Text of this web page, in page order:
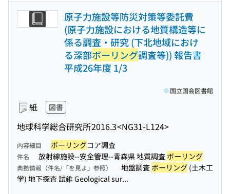
原子力施設等防災対策等委託費
(原子力施設における地質構造等に
係る調査・研究 (下北地域におけ
る深部ボーリング調査等)) 報告書
平成26年度 1/3
紙 図書
地球科学総合研究所2016.3<NG31-L124>
国立国会図書館
内容細目 ボーリングコア調査
件名 放射線施設--安全管理--青森県 地質調査 ボーリング
典拠情報（件名/「を見よ」参照） 地盤調査 ボーリング (土木工
学) 地下探査 試錐 Geological sur...